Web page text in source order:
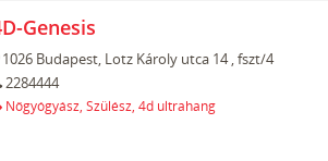
Genesis
1026 Budapest, Lotz Károly utca 14, fszt/4
2284444
Nőgyógyász, Szülész, 4d ultrahang